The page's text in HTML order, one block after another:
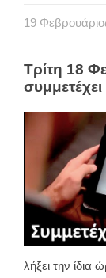
19
Τρίτη 18
λήξει την ίδια